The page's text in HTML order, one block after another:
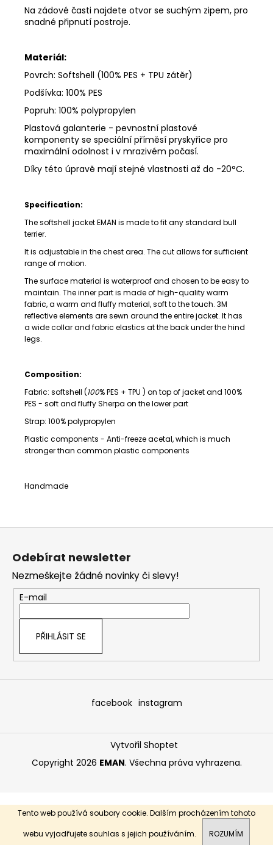
Tento web používá soubory cookie. Dalším procházením tohoto
webu vyjadřujete souhlas s jejich používáním.
ROZUMÍM
Na zádové časti najdete otvor se suchým zipem, pro
snadné připnutí postroje.
Materiál:
Povrch: Softshell (100% PES + TPU zátěr)
Podšívka: 100% PES
Popruh: 100% polypropylen
Plastová galanterie - pevnostní plastové
komponenty se speciální příměsí pryskyřice pro
maximální odolnost i v mrazivém počasí.
Díky této úpravě mají stejné vlastnosti až do -20°C.
Specification:
The softshell jacket EMAN is made to fit any standard bull
terrier.
It is adjustable in the chest area. The cut allows for sufficient
range of motion.
The surface material is waterproof and chosen to be easy to
maintain. The inner part is made of high-quality warm
fabric, a warm and fluffy material, soft to the touch. 3M
reflective elements are sewn around the entire jacket. It has
a wide collar and fabric elastics at the back under the hind
legs.
Composition:
Fabric: softshell (100% PES + TPU ) on top of jacket and 100%
PES - soft and fluffy Sherpa on the lower part
Strap: 100% polypropylen
Plastic components - Anti-freeze acetal,which is much
stronger than common plastic components
Handmade
Odebírat newsletter
Nezmeškejte žádné novinky či slevy!
E-mail
PŘIHLÁSIT SE
facebook instagram
Vytvořil Shoptet
Copyright 2026 EMAN. Všechna práva vyhrazena.